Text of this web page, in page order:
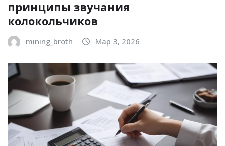
принципы звучания
колокольчиков
mining_broth Мар 3, 2026